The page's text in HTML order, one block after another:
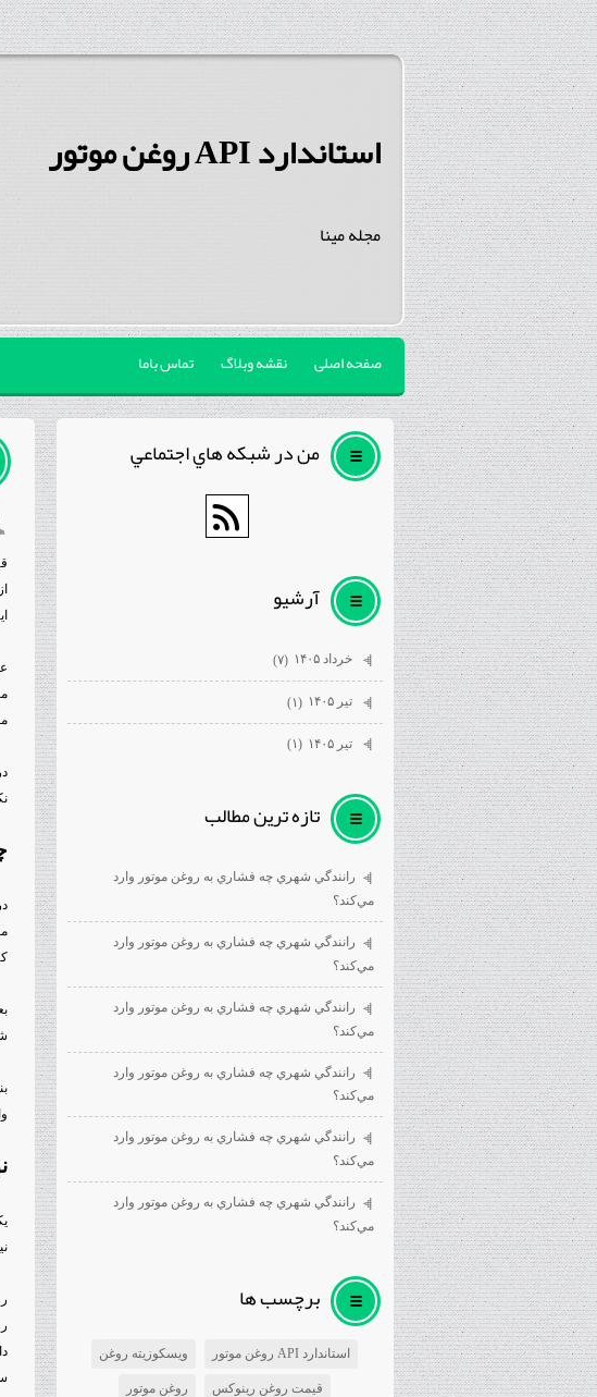
استاندارد API روغن موتور
مجله مینا
صفحه اصلی نقشه وبلاگ تماس باما
من در شبكه هاي اجتماعي
آرشيو
خرداد ۱۴۰۵ (۷)
تیر ۱۴۰۵ (۱)
تیر ۱۴۰۵ (۱)
تازه ترين مطالب
رانندگي شهري چه فشاري به روغن موتور وارد
مي‌كند؟
رانندگي شهري چه فشاري به روغن موتور وارد
مي‌كند؟
رانندگي شهري چه فشاري به روغن موتور وارد
مي‌كند؟
رانندگي شهري چه فشاري به روغن موتور وارد
مي‌كند؟
رانندگي شهري چه فشاري به روغن موتور وارد
مي‌كند؟
رانندگي شهري چه فشاري به روغن موتور وارد
مي‌كند؟
برچسب ها
استاندارد API روغن موتور ویسکوزیته روغن
قیمت روغن رینوکس روغن موتور